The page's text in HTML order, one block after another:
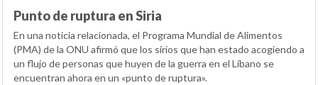
Punto de ruptura en Siria
En una noticia relacionada, el Programa Mundial de Alimentos
(PMA) de la ONU afirmó que los sirios que han estado acogiendo a
un flujo de personas que huyen de la guerra en el Líbano se
encuentran ahora en un «punto de ruptura».